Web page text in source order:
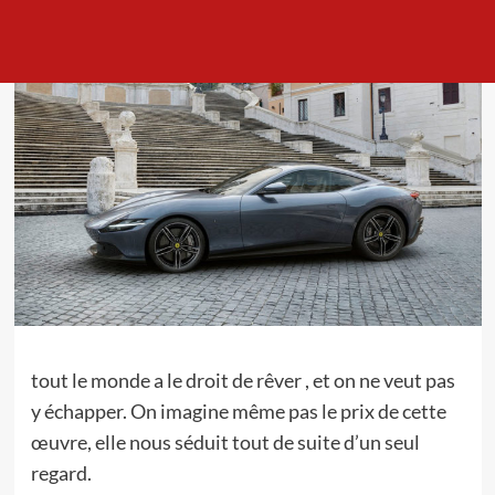
tout le monde a le droit de rêver , et on ne veut pas
y échapper. On imagine même pas le prix de cette
œuvre, elle nous séduit tout de suite d’un seul
regard.